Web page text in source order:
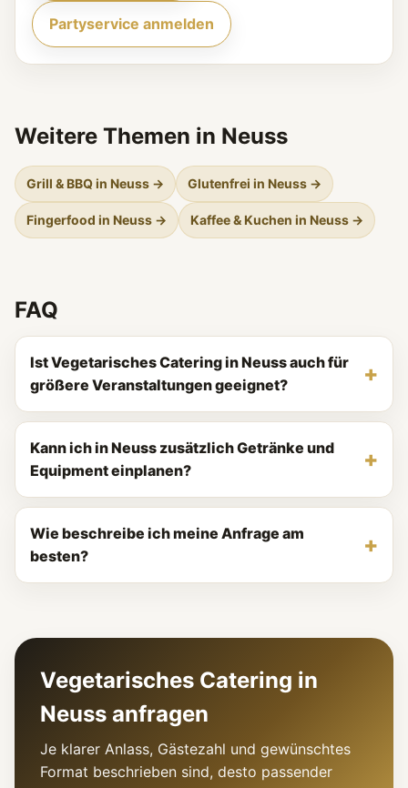
Partyservice anmelden
Weitere Themen in Neuss
Grill & BBQ in Neuss → Glutenfrei in Neuss →
Fingerfood in Neuss → Kaffee & Kuchen in Neuss →
FAQ
Ist Vegetarisches Catering in Neuss auch für
größere Veranstaltungen geeignet?
Kann ich in Neuss zusätzlich Getränke und
Equipment einplanen?
Wie beschreibe ich meine Anfrage am
besten?
Vegetarisches Catering in
Neuss anfragen
Je klarer Anlass, Gästezahl und gewünschtes
Format beschrieben sind, desto passender